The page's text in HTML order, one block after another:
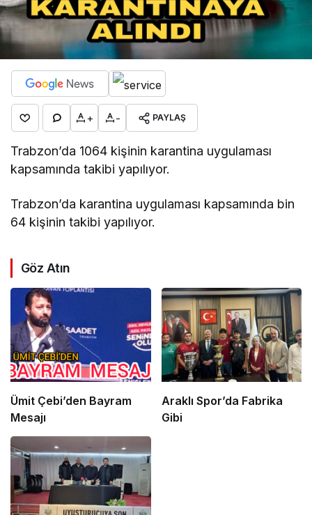
+ - PAYLAŞ
Trabzon’da 1064 kişinin karantina uygulaması
kapsamında takibi yapılıyor.
Trabzon’da karantina uygulaması kapsamında bin
64 kişinin takibi yapılıyor.
Göz Atın
Ümit Çebi’den Bayram
Mesajı
Araklı Spor’da Fabrika
Gibi